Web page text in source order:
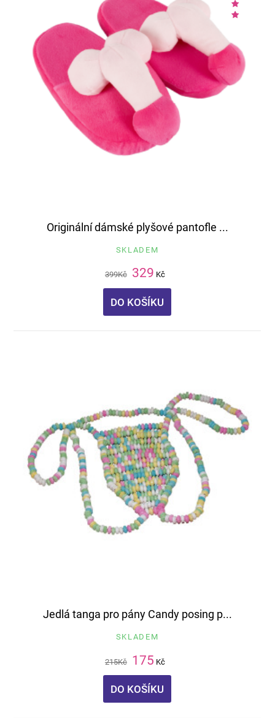
Originální dámské plyšové pantofle ...
SKLADEM
399Kč 329 Kč
DO KOŠÍKU
Jedlá tanga pro pány Candy posing p...
SKLADEM
215Kč 175 Kč
DO KOŠÍKU